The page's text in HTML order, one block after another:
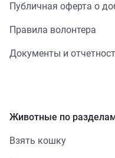
Публичная оферта о
Правила волонтера
Документы и
Животные по
Взять кошку